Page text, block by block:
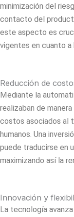
minimización del
contacto del
este aspecto es
vigentes en cuanto a
Reducción de
Mediante la
realizaban de
costos asociados al
humanos. Una
puede traducirse en
maximizando así la
Innovación y
La tecnología